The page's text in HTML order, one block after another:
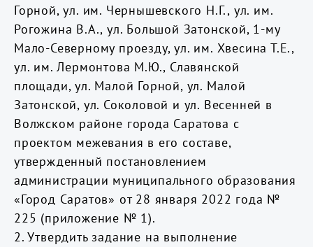
Горной, ул. им. Чернышевского Н.Г., ул. им.
Рогожина В.А., ул. Большой Затонской, 1-му
Мало-Северному проезду, ул. им. Хвесина Т.Е.,
ул. им. Лермонтова М.Ю., Славянской
площади, ул. Малой Горной, ул. Малой
Затонской, ул. Соколовой и ул. Весенней в
Волжском районе города Саратова с
проектом межевания в его составе,
утвержденный постановлением
администрации муниципального образования
«Город Саратов» от 28 января 2022 года №
225 (приложение № 1).
2. Утвердить задание на выполнение